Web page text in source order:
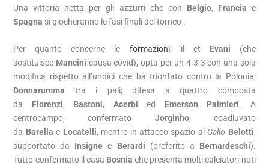
Una vittoria netta per gli azzurri che con Belgio, Francia e
Spagna si giocheranno le fasi finali del torneo .
Per quanto concerne le formazioni, il ct Evani (che
sostituisce Mancini causa covid), opta per un 4-3-3 con una sola
modifica rispetto all’undici che ha trionfato contro la Polonia:
Donnarumma tra i pali; difesa a quattro composta
da Florenzi, Bastoni, Acerbi ed Emerson Palmieri. A
centrocampo, confermato Jorginho, coadiuvato
da Barella e Locatelli, mentre in attacco spazio al Gallo Belotti,
supportato da Insigne e Berardi (preferito a Bernardeschi).
Tutto confermato il casa Bosnia che presenta molti calciatori noti